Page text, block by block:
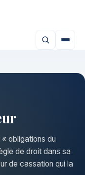
obligations du
de droit dans sa
de cassation qui la